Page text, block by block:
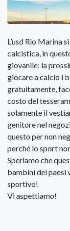
L’usd Rio Marina
calcistica, in
giovanile: la
giocare a calcio i
gratuitamente,
costo del
solamente il
genitore nel
questo per non
perché lo sport
Speriamo che
bambini dei paesi
sportivo!
Vi aspettiamo!